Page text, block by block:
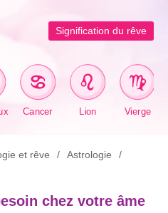
Signification du rêve
Cancer Lion Vierge
et rêve
Astrologie
chez votre âme